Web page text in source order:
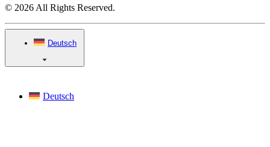
© 2026 All Rights Reserved.
Deutsch
Deutsch